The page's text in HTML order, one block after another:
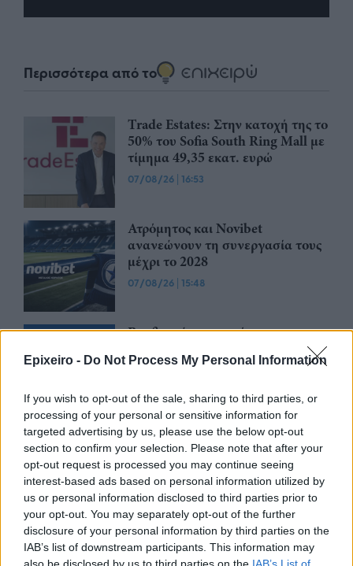
Epixeiro - Do Not Process My Personal Information
If you wish to opt-out of the sale, sharing to third parties, or
processing of your personal or sensitive information for
targeted advertising by us, please use the below opt-out
section to confirm your selection. Please note that after your
opt-out request is processed you may continue seeing
interest-based ads based on personal information utilized by
us or personal information disclosed to third parties prior to
your opt-out. You may separately opt-out of the further
disclosure of your personal information by third parties on the
IAB’s list of downstream participants. This information may
Περισσότερα από το
Trade Estates: Στην κατοχή της το
50% του Sofia South Ring Mall με
τίμημα 49,35 εκατ. ευρώ
07/08/26 | 16:53
Ατρόμητος και Novibet
ανανεώνουν τη συνεργασία τους
μέχρι το 2028
07/08/26 | 15:48
Βραβευμένα κρασιά με την
15:29
CSG: Διψήφια αύξηση εσόδων
και ισχυρό ανεκτέλεστο
συμβάσεων το πρώτο εξάμηνο
του 2026
12:09
Apollo Global Management:
Εξαγοράζει την EasyJet έναντι 7,7